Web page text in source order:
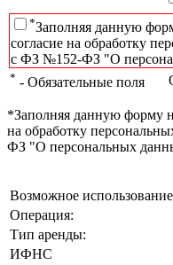
*Заполняя данную
согласие на обработку
с ФЗ №152-ФЗ "О
* - Обязательные поля
*Заполняя данную форму
на обработку
ФЗ "О персональных
Возможное
Операция:
Тип аренды:
ИФНС